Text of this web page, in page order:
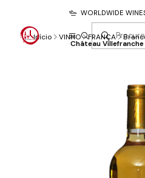
WORLDWIDE
Início VINHO FRANÇA
Château